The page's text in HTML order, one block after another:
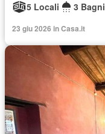
5 Locali
3 Bagni
23 giu 2026 in Casa.it